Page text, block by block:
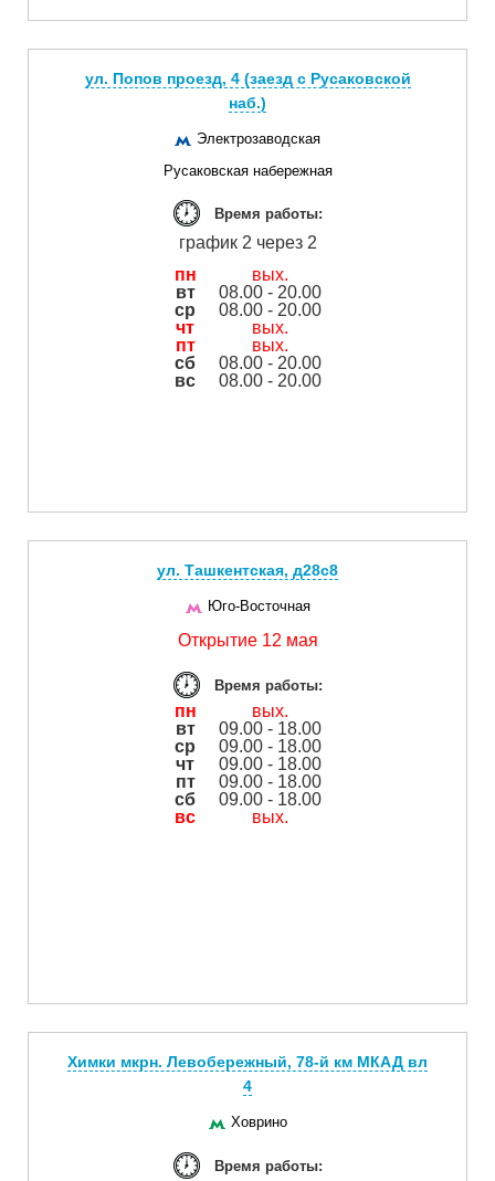
ул. Попов проезд, 4 (заезд с Русаковской
наб.)
Электрозаводская
Русаковская набережная
Время работы:
график 2 через 2
пн
вых.
вт
08.00 - 20.00
ср
08.00 - 20.00
чт
вых.
пт
вых.
сб
08.00 - 20.00
вс
08.00 - 20.00
ул. Ташкентская, д28с8
Юго-Восточная
Открытие 12 мая
Время работы:
пн
вых.
вт
09.00 - 18.00
ср
09.00 - 18.00
чт
09.00 - 18.00
пт
09.00 - 18.00
сб
09.00 - 18.00
вс
вых.
Химки мкрн. Левобережный, 78-й км МКАД вл
4
Ховрино
Время работы: